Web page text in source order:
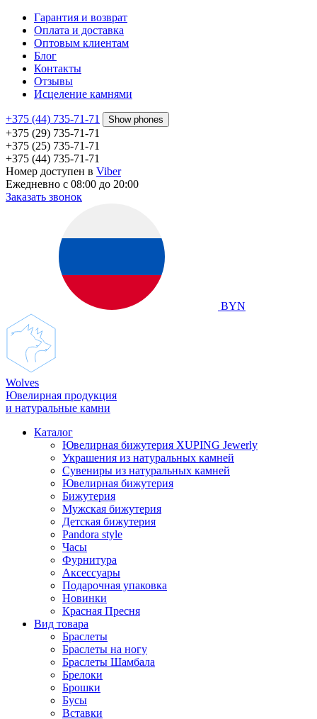
Гарантия и возврат
Оплата и доставка
Оптовым клиентам
Блог
Контакты
Отзывы
Исцеление камнями
+375 (44) 735-71-71 Show phones
+375 (29) 735-71-71
+375 (25) 735-71-71
+375 (44) 735-71-71
Номер доступен в Viber
Ежедневно с 08:00 до 20:00
Заказать звонок
BYN
Wolves
Ювелирная продукция
и натуральные камни
Каталог
Ювелирная бижутерия XUPING Jewerly
Украшения из натуральных камней
Сувениры из натуральных камней
Ювелирная бижутерия
Бижутерия
Мужская бижутерия
Детская бижутерия
Pandora style
Часы
Фурнитура
Аксеcсуары
Подарочная упаковка
Новинки
Красная Пресня
Вид товара
Браслеты
Браслеты на ногу
Браслеты Шамбала
Брелоки
Брошки
Бусы
Вставки